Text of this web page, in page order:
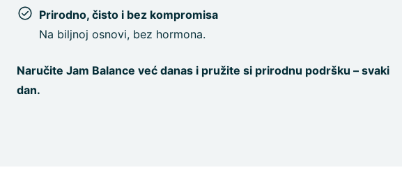
Prirodno, čisto i bez kompromisa
Na biljnoj osnovi, bez hormona.
Naručite Jam Balance već danas i pružite si prirodnu podršku – svaki
dan.